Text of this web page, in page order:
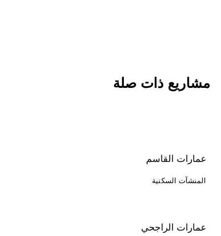
مشاريع ذات صلة
عمارات القاسم
المنشآت السكنية
عمارات الراجحي